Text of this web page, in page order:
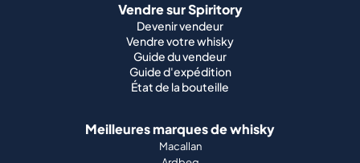
Vendre sur Spiritory
Devenir vendeur
Vendre votre whisky
Guide du vendeur
Guide d'expédition
État de la bouteille
Meilleures marques de whisky
Macallan